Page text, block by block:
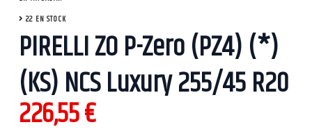
22 EN STOCK
PIRELLI ZO P-Zero (PZ4) (*)
(KS) NCS Luxury 255/45 R20
226,55€